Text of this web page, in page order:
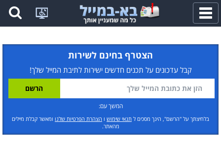
פתח
תפריט
הצטרף בחינם לשירות
קבל עדכונים על תכנים חדשים ישירות לתיבת המייל שלך!
המשך עם:
בלחיצתך על "הרשם", הינך מסכים ל תנאי שימוש ו הצהרת הפרטיות שלנו ומאשר קבלת מיילים
מהאתר.